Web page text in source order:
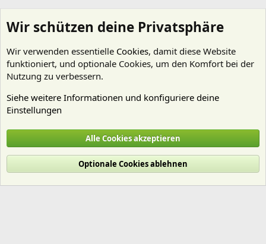
Cookies
Deutsch (Du)
Nutzungsbedingungen
Datenschutz Hilfe und Impressum
R
Wir schützen deine Privatsphäre
Wir verwenden essentielle Cookies, damit diese Website
funktioniert, und optionale Cookies, um den Komfort bei der
Nutzung zu verbessern.
Siehe weitere Informationen und konfiguriere deine
Einstellungen
Alle Cookies akzeptieren
Optionale Cookies ablehnen